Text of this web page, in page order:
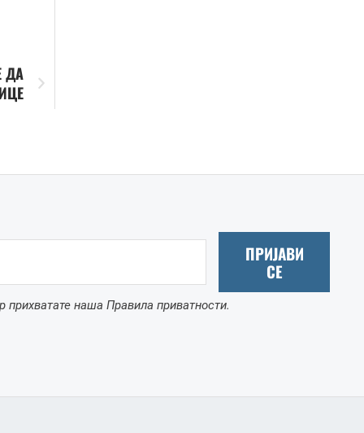
ДА
ПРИЈАВИ
СЕ
прихватате наша Правила приватности.